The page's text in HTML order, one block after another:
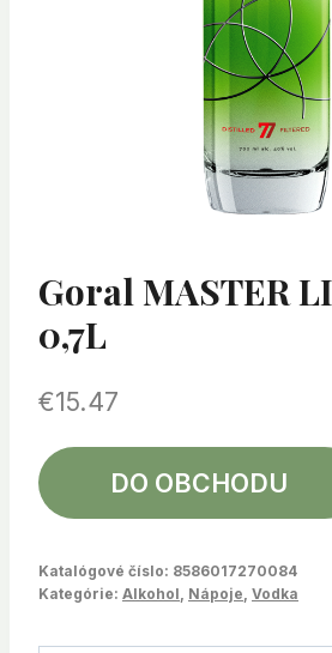
Goral MASTER
0,7L
€15.47
DO OBCHODU
Katalógové číslo: 8586017270084
Kategórie: Alkohol, Nápoje, Vodka